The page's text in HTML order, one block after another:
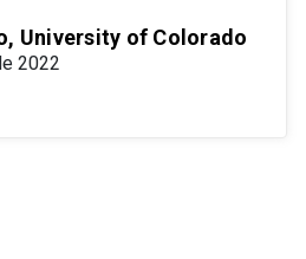
University of Colorado
2022